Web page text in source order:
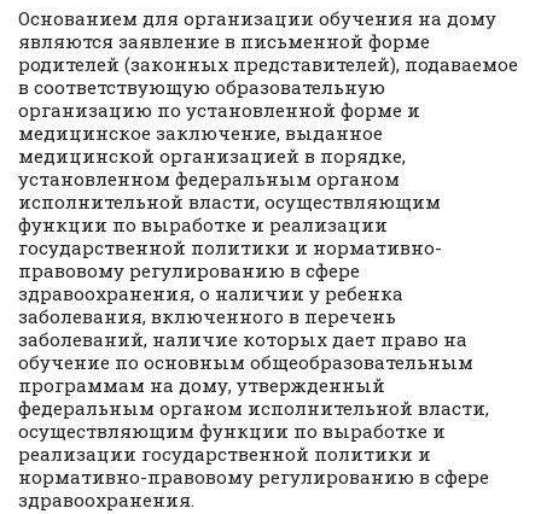
Основанием для организации обучения на дому
являются заявление в письменной форме
родителей (законных представителей), подаваемое
в соответствующую образовательную
организацию по установленной форме и
медицинское заключение, выданное
медицинской организацией в порядке,
установленном федеральным органом
исполнительной власти, осуществляющим
функции по выработке и реализации
государственной политики и нормативно-
правовому регулированию в сфере
здравоохранения, о наличии у ребенка
заболевания, включенного в перечень
заболеваний, наличие которых дает право на
обучение по основным общеобразовательным
программам на дому, утвержденный
федеральным органом исполнительной власти,
осуществляющим функции по выработке и
реализации государственной политики и
нормативно-правовому регулированию в сфере
здравоохранения.